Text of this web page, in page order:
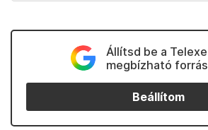
Állítsd be a
megbízható
Beállítom